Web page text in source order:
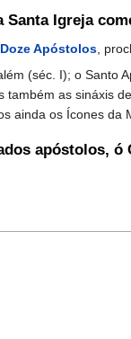
Santa Igreja
Apóstolos,
(séc. I); o Santo
as sináxis
ainda os Ícones
apóstolos, ó